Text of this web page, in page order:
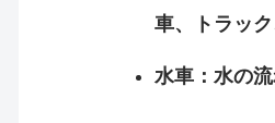
車、トラッ
水車：水の